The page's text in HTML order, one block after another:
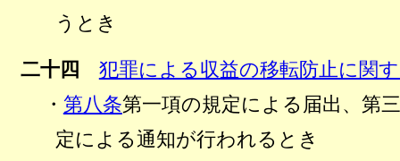
うとき
二十四 犯罪による収益の移転防止に関
・ 第八条第一項の規定による届出、第
定による通知が行われるとき